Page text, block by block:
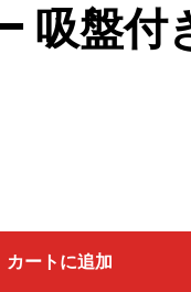
吸盤付
カートに追加